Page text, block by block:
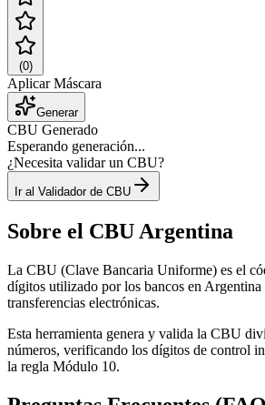
(0)
Aplicar Máscara
Generar
CBU Generado
Esperando generación...
¿Necesita validar un CBU?
Ir al Validador de CBU
Sobre el CBU Argentina
La CBU (Clave Bancaria Uniforme) es el
dígitos utilizado por los bancos en Argentina
transferencias electrónicas.
Esta herramienta genera y valida la CBU
números, verificando los dígitos de control
la regla Módulo 10.